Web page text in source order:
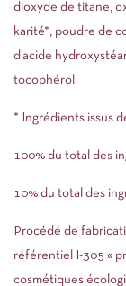
dioxyde de titane,
karité*, poudre de
d’acide
tocophérol.
* Ingrédients issus
100% du total des
10% du total des
Procédé de
référentiel I-305 «
cosmétiques